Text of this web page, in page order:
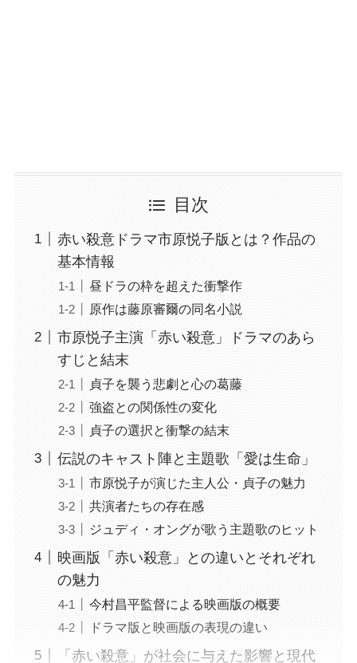
目次
赤い殺意ドラマ市原悦子版とは？作品の
基本情報
昼ドラの枠を超えた衝撃作
原作は藤原審爾の同名小説
市原悦子主演「赤い殺意」ドラマのあら
すじと結末
貞子を襲う悲劇と心の葛藤
強盗との関係性の変化
貞子の選択と衝撃の結末
伝説のキャスト陣と主題歌「愛は生命」
市原悦子が演じた主人公・貞子の魅力
共演者たちの存在感
ジュディ・オングが歌う主題歌のヒット
映画版「赤い殺意」との違いとそれぞれ
の魅力
今村昌平監督による映画版の概要
ドラマ版と映画版の表現の違い
「赤い殺意」が社会に与えた影響と現代